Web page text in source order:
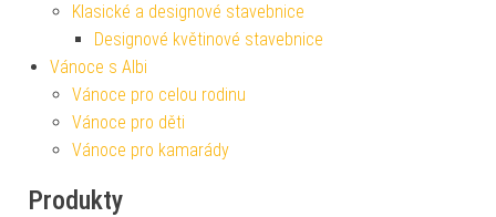
Klasické a designové stavebnice
Designové květinové stavebnice
Vánoce s Albi
Vánoce pro celou rodinu
Vánoce pro děti
Vánoce pro kamarády
Produkty